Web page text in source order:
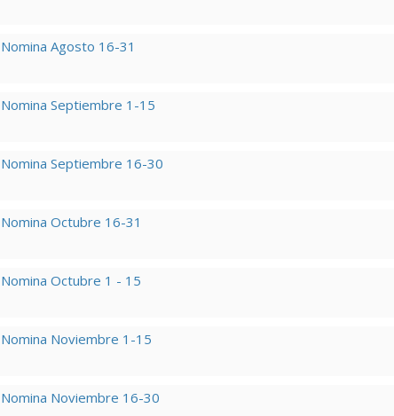
Nomina Agosto 16-31
Nomina Septiembre 1-15
Nomina Septiembre 16-30
Nomina Octubre 16-31
Nomina Octubre 1 - 15
Nomina Noviembre 1-15
Nomina Noviembre 16-30